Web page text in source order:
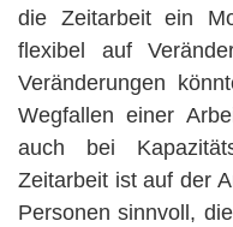
die Zeitarbeit ein
flexibel auf
Veränderungen
Wegfallen einer
auch bei
Zeitarbeit ist auf der
Personen sinnvoll,